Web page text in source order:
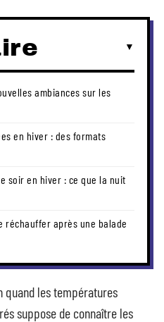
ambiances sur les
en hiver : des formats
soir en hiver : ce que la nuit
réchauffer après une balade
quand les températures
suppose de connaître les